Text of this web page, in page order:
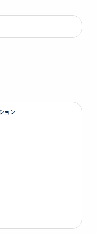
ョン